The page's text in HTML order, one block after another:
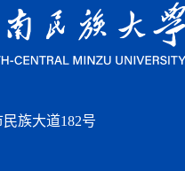
族大道182号